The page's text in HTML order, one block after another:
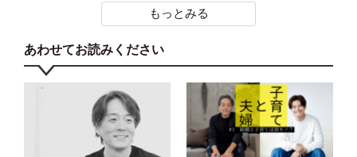
もっとみる
あわせてお読みください